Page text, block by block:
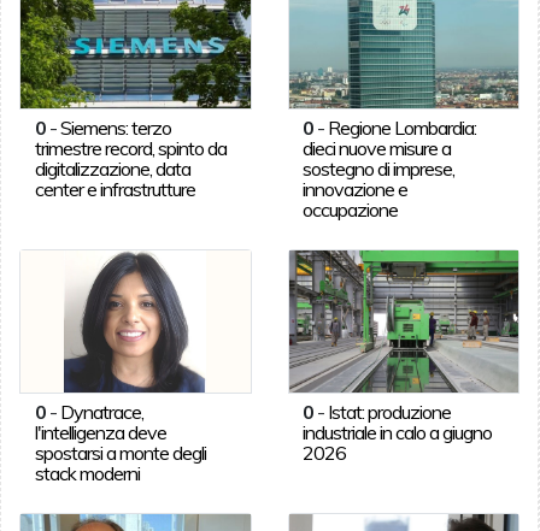
0-Siemens: terzo
trimestre record, spinto da
digitalizzazione, data
center e infrastrutture
0 - Regione Lombardia:
dieci nuove misure a
sostegno di imprese,
innovazione e
occupazione
0- Dynatrace,
l'intelligenza deve
spostarsi a monte degli
stack moderni
0 - Istat: produzione
industriale in calo a giugno
2026